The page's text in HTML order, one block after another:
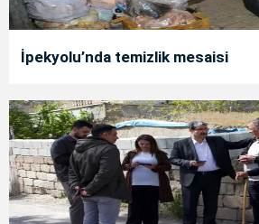
İpekyolu’nda temizlik mesaisi